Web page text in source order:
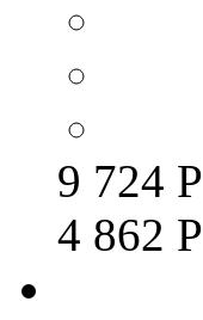
9 724 Р
4 862